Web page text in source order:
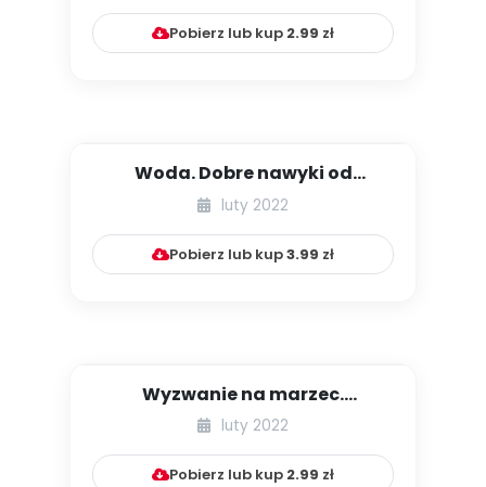
Pobierz lub kup 2.99 zł
Woda. Dobre nawyki od
najmłodszych lat
luty 2022
Pobierz lub kup3.99 zł
Wyzwanie na marzec.
Oszczędzamy wodę
luty 2022
Pobierz lub kup 2.99 zł